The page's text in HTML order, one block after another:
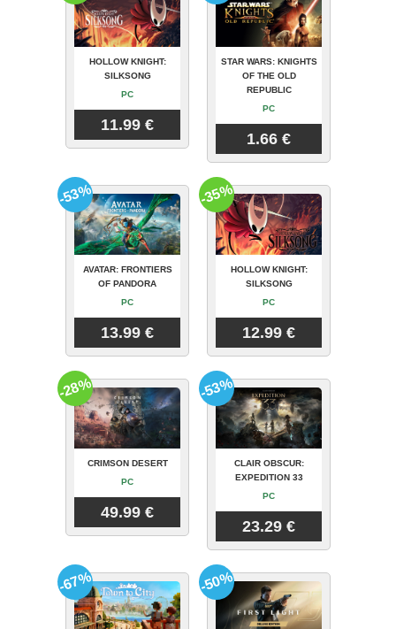
HOLLOW KNIGHT:
SILKSONG
PC
11.99 €
STAR WARS: KNIGHTS
OF THE OLD
REPUBLIC
PC
1.66 €
AVATAR: FRONTIERS
OF PANDORA
PC
13.99 €
-53%
HOLLOW KNIGHT:
SILKSONG
PC
12.99 €
-35%
CRIMSON DESERT
PC
49.99 €
-28%
CLAIR OBSCUR:
EXPEDITION 33
PC
23.29 €
-53%
-67% -50%